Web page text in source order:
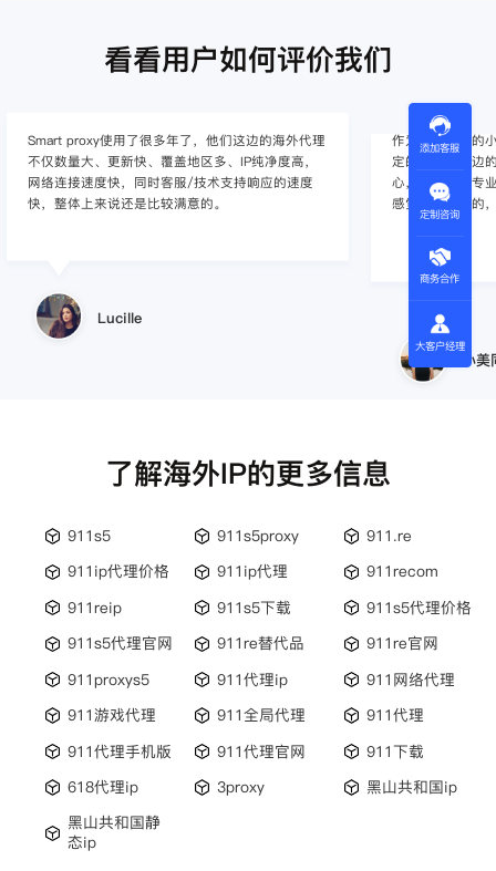
看看用户如何评价我们
Smart proxy使用了很多年了，他们这边的海外代理
不仅数量大、更新快、覆盖地区多、IP纯净度高，
网络连接速度快，同时客服/技术支持响应的速度
快，整体上来说还是比较满意的。
Lucille
作为入行不久的
定的难度，这边
心，并且非常专
感觉还是不错的
了解海外IP的更多信息
911s5 911s5proxy
911.re
911ip代理价格
911ip代理
911recom
911reip
911s5下载
911s5代理价格
911s5代理官网
911re替代品
911re官网
911proxys5
911代理ip
911网络代理
911游戏代理
911全局代理
911代理
911代理手机版
911代理官网
911下载
618代理ip
3proxy
黑山共和国ip
黑山共和国静
态ip
添加客服
定制咨询
商务合作
大客户经理